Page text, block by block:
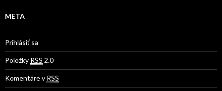
META
Prihlásiť sa
Položky RSS 2.0
Komentáre v RSS